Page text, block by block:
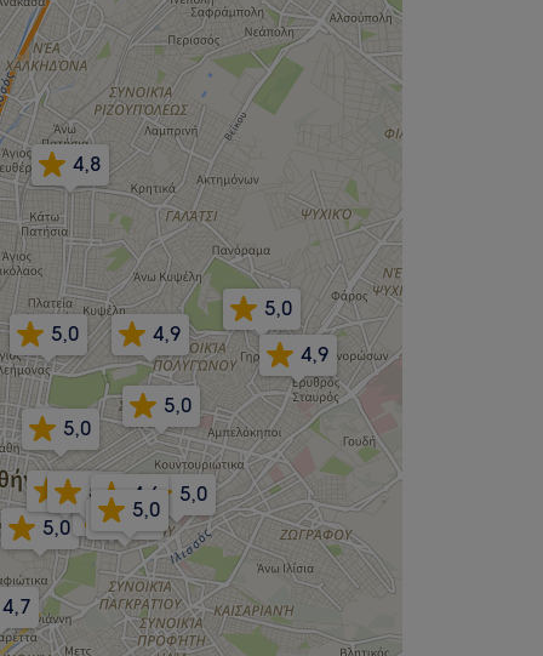
4,8
5,0
4,7
4,9
5,0
5,0
4,9
4,85,0
5,0
5,0
4,6
5,0
4,9
5,0
5,0
4,9